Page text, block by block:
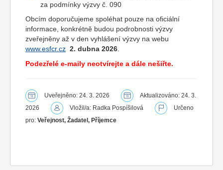
za podmínky výzvy č. 090
Obcím doporučujeme spoléhat pouze na oficiální
informace, konkrétně budou podrobnosti výzvy
zveřejněny až v den vyhlášení výzvy na webu
www.esfcr.cz 2. dubna 2026
Podezřelé e-maily neotvírejte a dále nešiřte.
Uveřejněno: 24. 3. 2026
Aktualizováno: 24. 3.
2026
Vložil/a: Radka Pospíšilová
Určeno
pro: Veřejnost, Žadatel, Příjemce